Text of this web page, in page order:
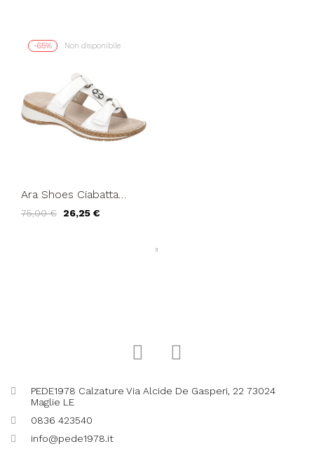
-65% Non disponibile
Ara Shoes Ciabatta
Velcro Bianco
75,00 € 26,25 €
PEDE1978 Calzature Via Alcide De Gasperi, 22 73024
Maglie LE
0836 423540
info@pede1978.it